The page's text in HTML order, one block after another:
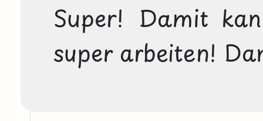
Super! Damit
super arbeiten!